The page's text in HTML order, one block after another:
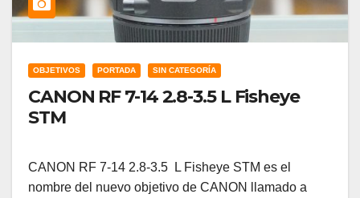
OBJETIVOS PORTADA SIN CATEGORÍA
CANON RF 7-14 2.8-3.5 L Fisheye
STM
CANON RF 7-14 2.8-3.5 L Fisheye STM es el
nombre del nuevo objetivo de CANON llamado a